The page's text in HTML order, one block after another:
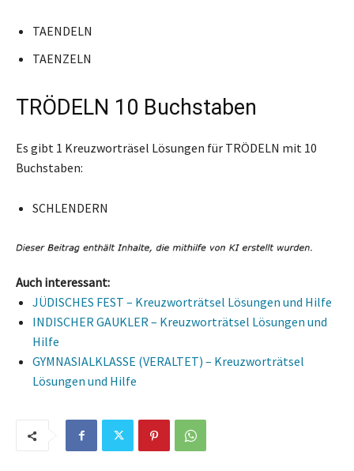
TAENDELN
TAENZELN
TRÖDELN 10 Buchstaben
Es gibt 1 Kreuzworträsel Lösungen für TRÖDELN mit 10
Buchstaben:
SCHLENDERN
Auch interessant:
JÜDISCHES FEST – Kreuzworträtsel Lösungen und Hilfe
INDISCHER GAUKLER – Kreuzworträtsel Lösungen und
Hilfe
GYMNASIALKLASSE (VERALTET) – Kreuzworträtsel
Lösungen und Hilfe